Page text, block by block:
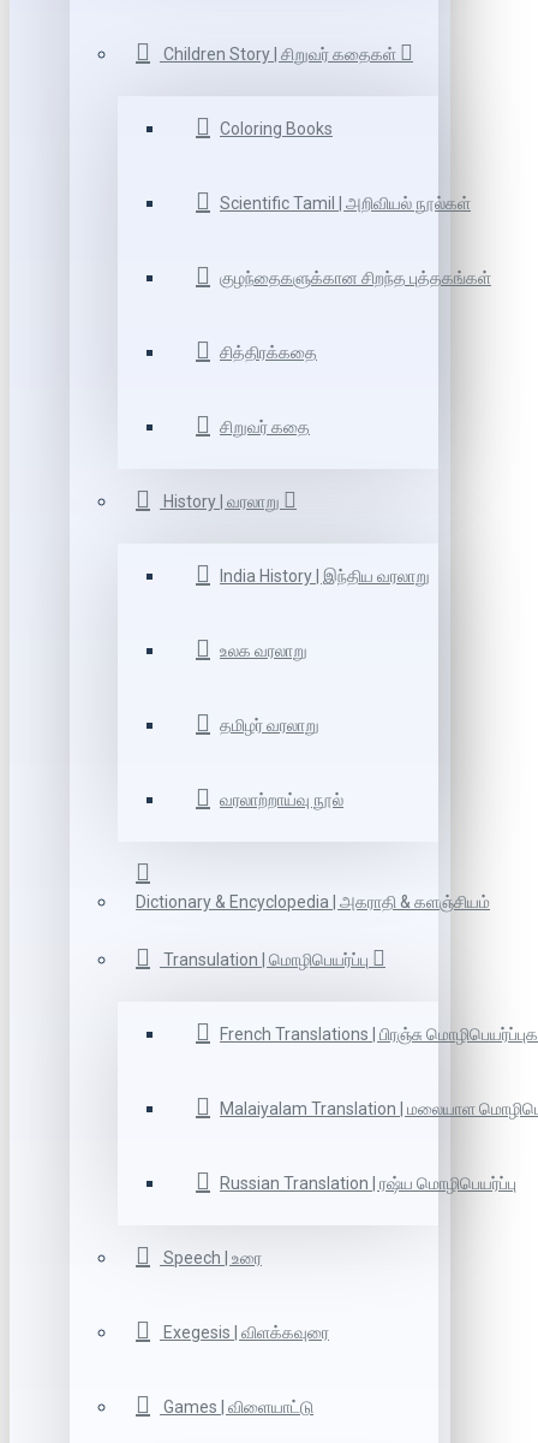
Children Story | சிறுவர் கதைகள்
Coloring Books
Scientific Tamil | அறிவியல் நூல்கள்
குழந்தைகளுக்கான சிறந்த புத்தகங்கள்
சித்திரக்கதை
சிறுவர் கதை
History | வரலாறு
India History | இந்திய வரலாறு
உலக வரலாறு
தமிழர் வரலாறு
வரலாற்றாய்வு நூல்
Dictionary & Encyclopedia | அகராதி & களஞ்சியம்
Transulation | மொழிபெயர்ப்பு
French Translations | பிரஞ்சு
Malaiyalam Translation | மலையாள
Russian Translation | ரஷ்ய மொழிபெயர்ப்பு
Speech | உரை
Exegesis | விளக்கவுரை
Games | விளையாட்டு